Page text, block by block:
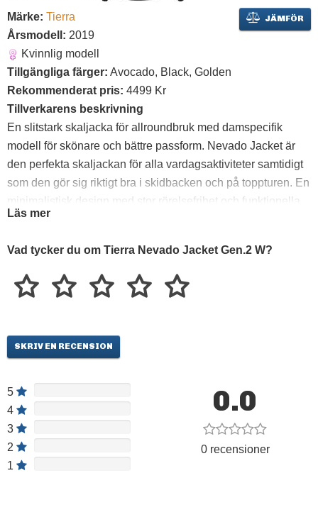
JÄMFÖR
Märke: Tierra
Årsmodell: 2019
Kvinnlig modell
Tillgängliga färger: Avocado, Black, Golden
Rekommenderat pris: 4499 Kr
Tillverkarens beskrivning
En slitstark skaljacka för allroundbruk med damspecifik
modell för skönare och bättre passform. Nevado Jacket är
den perfekta skaljackan för alla vardagsaktiviteter samtidigt
som den gör sig riktigt bra i skidbacken och på toppturen. En
minimalistisk design med stor rörelsefrihet och funktionella
detaljer. Högt placerade framfickor för att inte hamna under
Hjälmkompatibel huva med bland annat horisontell justering
som drar åt kring hela huvudet vilket för tillbaka huvan för ett
riktigt bra synfält. Liftkortsficka. Ventilation som gör det enkelt
yttre.
Läs mer
Vad tycker du om Tierra Nevado Jacket Gen.2 W?
SKRIV EN RECENSION
5
4
3
2
1
0.0
0 recensioner